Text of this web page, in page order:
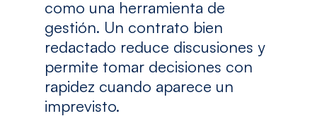
como una herramienta de
gestión. Un contrato bien
redactado reduce discusiones y
permite tomar decisiones con
rapidez cuando aparece un
imprevisto.